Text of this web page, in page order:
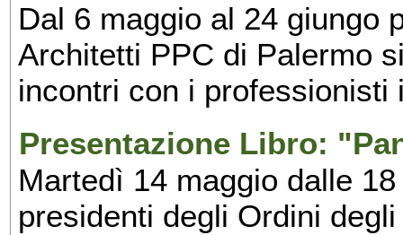
Dal 6 maggio al 24 giungo
Architetti PPC di Palermo
incontri con i
Presentazione Libro:
Martedì 14 maggio dalle
presidenti degli Ordini